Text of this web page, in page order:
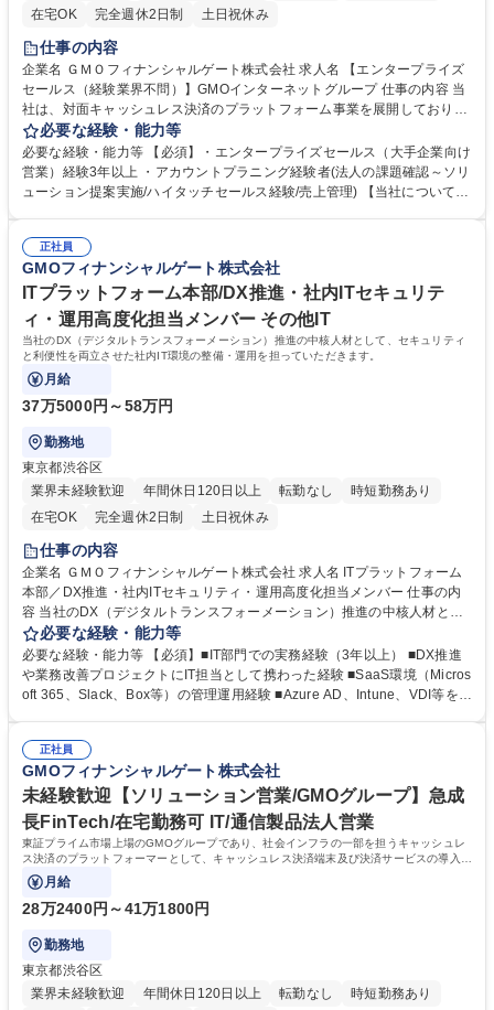
在宅OK
完全週休2日制 土日祝休み
仕事の内容
企業名 ＧＭＯフィナンシャルゲート株式会社 求人名 【エンタープライズ
セールス（経験業界不問）】GMOインターネットグループ 仕事の内容 当
社は、対面キャッシュレス決済のプラットフォーム事業を展開しておりま
す。当社製品・サービスを、お客様の課題解決に向けてソリューション提
案をしていただきます。 ・担当顧客の課題を理解し解決するため、製品・
サービスを含めた総合的な提案・アカウントプランの作成およびプランに
基づいた実行 ・アライアンス企業とのリレーション構築、並びに協業での
ロージング活動・競合状況を踏まえた営業戦略の立案 募集職種 【エンタ
ープライズセールス（経験業界不問）】GMOインターネットグループ
必要な経験・能力等
必要な経験・能力等 【必須】・エンタープライズセールス（大手企業向け
営業）経験3年以上 ・アカウントプラニング経験者(法人の課題確認～ソリ
ューション提案実施/ハイタッチセールス経験/売上管理) 【当社について】
ス。大手カード会社とのアライアンス×キャッシュレス市場成長性により
飛躍的に成長している。日本のキャッシュレス決済比率は39.3%(2023年
度).日本政府はこ2025年までに40%程度を目指す政策を打ち出しているこ
とも追い風の一つ。 学歴・資格 学歴：大学院 大学 語学力： 資格：
正社員
GMOフィナンシャルゲート株式会社
ITプラットフォーム本部/DX推進・社内ITセキュリテ
ィ・運用高度化担当メンバー その他IT
当社のDX（デジタルトランスフォーメーション）推進の中核人材として、セキュリティ
と利便性を両立させた社内IT環境の整備・運用を担っていただきます。
月給
37万5000円～58万円
勤務地
東京都渋谷区
業界未経験歓迎
年間休日120日以上 転勤なし
時短勤務あり
在宅OK
完全週休2日制 土日祝休み
仕事の内容
企業名 ＧＭＯフィナンシャルゲート株式会社 求人名 ITプラットフォーム
本部／DX推進・社内ITセキュリティ・運用高度化担当メンバー 仕事の内
容 当社のDX（デジタルトランスフォーメーション）推進の中核人材とし
て、セキュリティと利便性を両立させた社内IT環境の整備・運用を担って
いただきます。 業務効率化・柔軟な働き方の実現を支えるIT基盤の高度化
を目指し、以下の領域を中心に戦略策定～実行を推進いただきます。 【業
務内容】 ■DX推進・社内ITセキュリティ/運用高度化■DX推進・IT活用基盤
進・社内ITセキュリティ・運用高度化担当メンバー
必要な経験・能力等
必要な経験・能力等 【必須】■IT部門での実務経験（3年以上） ■DX推進
や業務改善プロジェクトにIT担当として携わった経験 ■SaaS環境（Micros
oft 365、Slack、Box等）の管理運用経験 ■Azure AD、Intune、VDI等を活
援士等の資格保有 ■PowerShell等を活用した運用自動化経験 ■ユーザーサ
ポート/FAQ/ITポータルなどの導入・改善経験 学歴・資格 学歴：大学院 大
学 高専 短大 専修学校 高校 語学力： 資格：
正社員
GMOフィナンシャルゲート株式会社
未経験歓迎【ソリューション営業/GMOグループ】急成
長FinTech/在宅勤務可 IT/通信製品法人営業
東証プライム市場上場のGMOグループであり、社会インフラの一部を担うキャッシュレ
ス決済のプラットフォーマーとして、キャッシュレス決済端末及び決済サービスの導入提
案・フォローをお任せします。
月給
28万2400円～41万1800円
勤務地
東京都渋谷区
業界未経験歓迎
年間休日120日以上 転勤なし
時短勤務あり